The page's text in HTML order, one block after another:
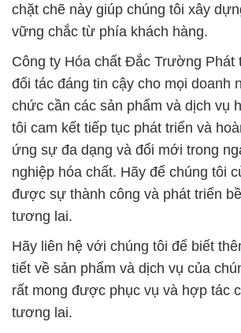
chặt chẽ này giúp chúng tôi xây
vững chắc từ phía khách hàng.
Công ty Hóa chất Đắc Trường Phát
đối tác đáng tin cậy cho mọi doanh
chức cần các sản phẩm và dịch vụ
tôi cam kết tiếp tục phát triển và
ứng sự đa dạng và đổi mới trong
nghiệp hóa chất. Hãy để chúng tôi
được sự thành công và phát triển
tương lai.
Hãy liên hệ với chúng tôi để biết
tiết về sản phẩm và dịch vụ của
rất mong được phục vụ và hợp tác
tương lai.